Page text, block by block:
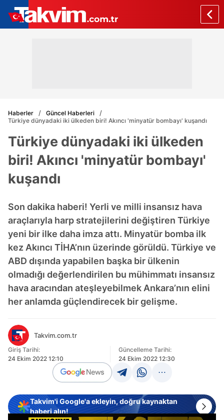
Haberler
Güncel Haberleri
Türkiye dünyadaki iki ülkeden biri! Akıncı 'minyatür bombayı' kuşandı
Türkiye dünyadaki iki ülkeden
biri! Akıncı 'minyatür bombayı'
kuşandı
Son dakika haberi! Yerli ve milli insansız hava
araçlarıyla harp stratejilerini değiştiren Türkiye
yeni bir ilke daha imza attı. Minyatür bomba ilk
kez Akıncı TİHA’nın üzerinde görüldü. Türkiye ve
ABD dışında yapabilen başka bir ülkenin
olmadığı değerlendirilen bu mühimmatı insansız
hava aracından ateşleyebilmek Ankara’nın elini
her anlamda güçlendirecek bir gelişme.
Takvim.com.tr
Giriş Tarihi:
24 Ekim 2022 12:10
Güncelleme Tarihi:
24 Ekim 2022 12:30
Takvim'i Google'a ekleyin, doğru kaynaktan
haberi alın!